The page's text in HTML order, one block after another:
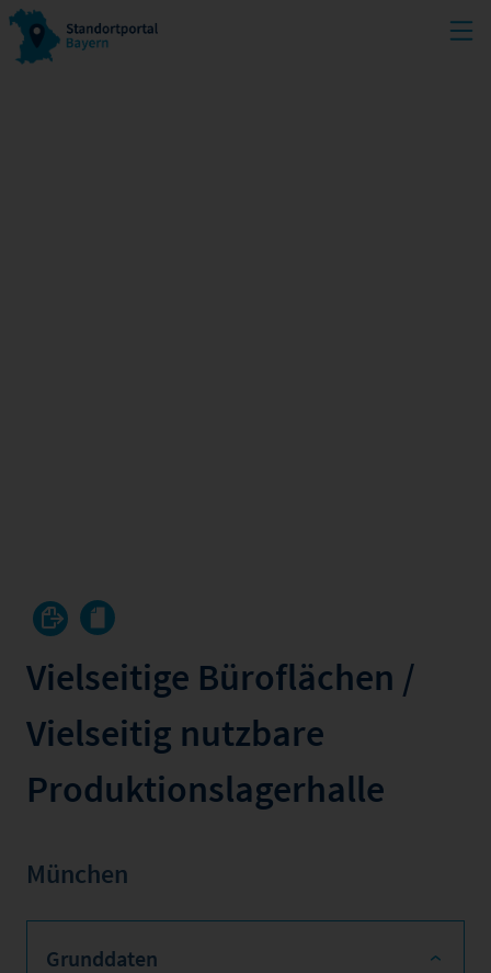
Vielseitige Büroflächen /
Vielseitig nutzbare
Produktionslagerhalle
München
Grunddaten